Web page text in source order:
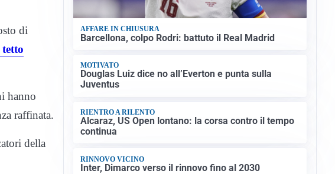
di
hanno
raffinata.
della
AFFARE IN CHIUSURA
Barcellona, colpo Rodri: battuto il Real Madrid
MOTIVATO
Douglas Luiz dice no all’Everton e punta sulla
Juventus
RIENTRO A RILENTO
Alcaraz, US Open lontano: la corsa contro il tempo
continua
RINNOVO VICINO
Inter, Dimarco verso il rinnovo fino al 2030